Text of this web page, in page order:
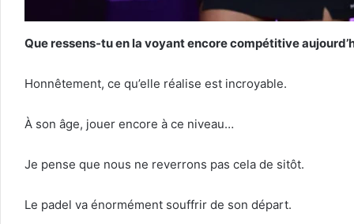
Que ressens-tu en la voyant encore compétitive
Honnêtement, ce qu’elle réalise est incroyable.
À son âge, jouer encore à ce niveau…
Je pense que nous ne reverrons pas cela de sitôt.
Le padel va énormément souffrir de son départ.